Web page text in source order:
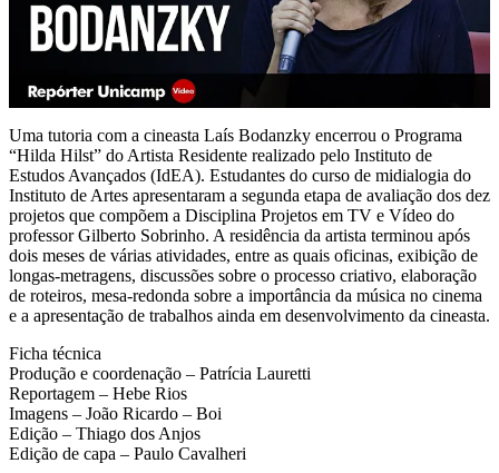
Uma tutoria com a cineasta Laís Bodanzky encerrou o Programa
“Hilda Hilst” do Artista Residente realizado pelo Instituto de
Estudos Avançados (IdEA). Estudantes do curso de midialogia do
Instituto de Artes apresentaram a segunda etapa de avaliação dos dez
projetos que compõem a Disciplina Projetos em TV e Vídeo do
professor Gilberto Sobrinho. A residência da artista terminou após
dois meses de várias atividades, entre as quais oficinas, exibição de
longas-metragens, discussões sobre o processo criativo, elaboração
de roteiros, mesa-redonda sobre a importância da música no cinema
e a apresentação de trabalhos ainda em desenvolvimento da cineasta.
Ficha técnica
Produção e coordenação – Patrícia Lauretti
Reportagem – Hebe Rios
Imagens – João Ricardo – Boi
Edição – Thiago dos Anjos
Edição de capa – Paulo Cavalheri